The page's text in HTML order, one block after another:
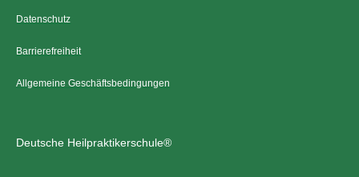
Datenschutz
Barrierefreiheit
Allgemeine Geschäftsbedingungen
Deutsche Heilpraktikerschule®